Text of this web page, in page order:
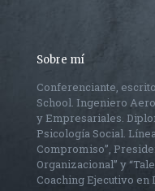
Sobre mí
Conferenciante,
School. Ingeniero
y Empresariales.
Psicología Social.
Compromiso”,
Organizacional” y
Coaching Ejecutivo en